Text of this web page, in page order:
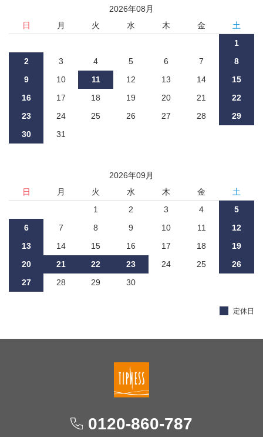
2026年08 月
日
月 火 水 木 金
土
1
2
3 4 5 6 7
8
9
10 11 12 13 14
15
16
17 18 19 20 21
22
23
24 25 26 27 28
29
30
31
2026年09 月
日
月 火 水 木 金
土
1
2 3 4
5
6
7 8 9 10 11
12
13
14 15 16 17 18
19
20
21 22 23 24 25
26
27
28 29 30
定休日
0120-860-787